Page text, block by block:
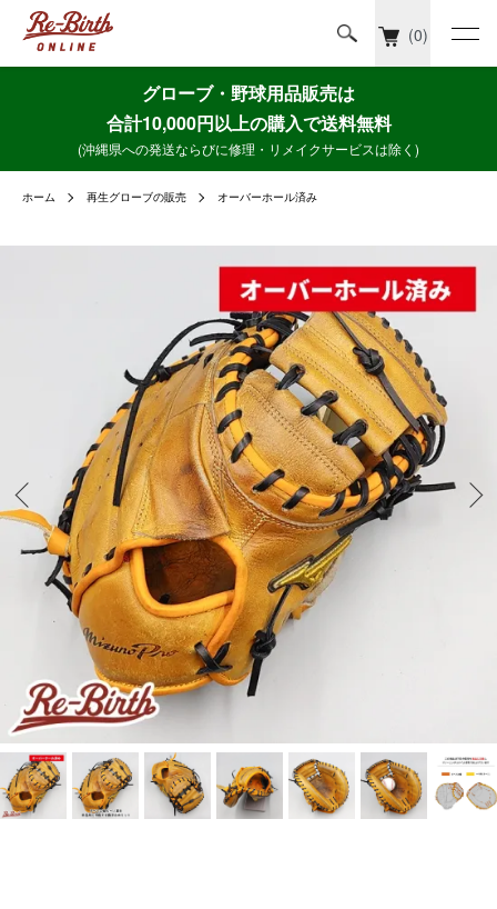
(0)
グローブ・野球用品販売は
合計10,000円以上の購入で送料無料
(沖縄県への発送ならびに修理・リメイクサービスは除く)
ホーム 再生グローブの販売 オーバーホール済み